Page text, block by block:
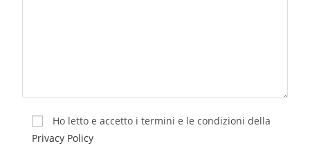
Ho letto e accetto i termini e le condizioni della
Privacy Policy